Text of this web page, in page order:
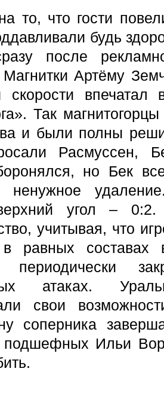
то, что гости
будь
после
Артёму
скорости впечатал
Так
и были полны
Расмуссен,
но Бек
ненужное
угол –
учитывая, что
равных
периодически
атаках.
свои
соперника
подшефных Ильи